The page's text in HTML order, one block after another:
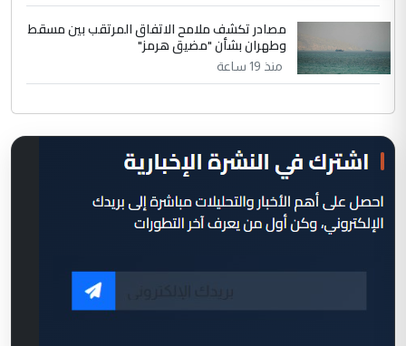
مصادر تكشف ملامح الاتفاق المرتقب بين مسقط
وطهران بشأن "مضيق هرمز"
منذ 19 ساعة